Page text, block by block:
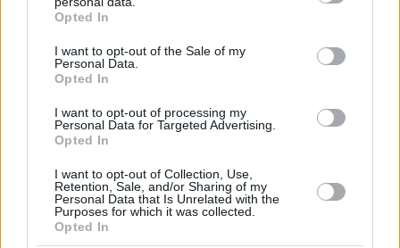
grant or deny consent to Google and its third-party tags to
use your data for below specified purposes in below Google
consent section.
Opted In
I want to opt-out of the Sale of my
Personal Data.
Opted In
I want to opt-out of processing my
Personal Data for Targeted Advertising.
Opted In
I want to opt-out of Collection, Use,
Retention, Sale, and/or Sharing of my
Personal Data that Is Unrelated with the
Purposes for which it was collected.
Opted In
αυτοκίνητο, άκουγαν, αλλά δεν έβλεπαν ο ένας
τον άλλο
Νεαρή γυναίκα με ακατέργαστη
δείτε την εντυπωσιακή μεταμόρφωσή
της από μακιγιέρ
Καρχαρίες τίγρεις, οι «σκουπιδοφάγοι»